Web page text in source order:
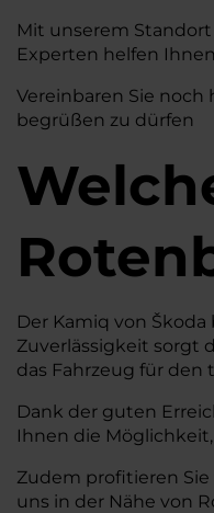
Mit unserem
Experten helfen
Vereinbaren Sie
begrüßen zu dürfen
Der Kamiq von
Zuverlässigkeit sorgt
das Fahrzeug für
Dank der guten
Ihnen die
Zudem profitieren
uns in der Nähe von